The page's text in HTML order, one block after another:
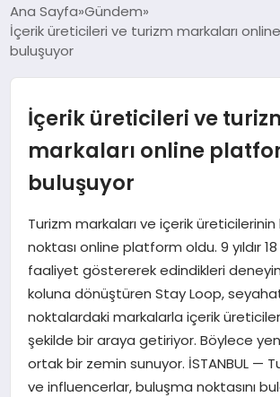
TEKNOLOJI
SPOR
YAŞAM
EKONOMI
SAĞLIK
DÜNYA
EĞITIM
Ana Sayfa Gündem
İçerik üreticileri ve turizm markaları
buluşuyor
İçerik üreticileri ve
markaları online
buluşuyor
Turizm markaları ve içerik
noktası online platform oldu. 9 yıldır
faaliyet göstererek edindikleri
koluna dönüştüren Stay Loop,
noktalardaki markalarla içerik
şekilde bir araya getiriyor. Böylece
ortak bir zemin sunuyor. İSTANBUL —
ve influencerlar, buluşma noktasını